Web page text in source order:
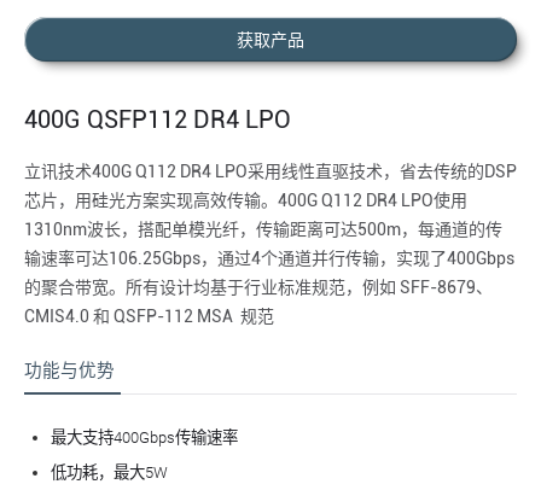
获取产品
400G QSFP112 DR4 LPO
立讯技术400G Q112 DR4 LPO采用线性直驱技术，省去传统的DSP
芯片，用硅光方案实现高效传输。400G Q112 DR4 LPO使用
1310nm波长，搭配单模光纤，传输距离可达500m，每通道的传
输速率可达106.25Gbps，通过4个通道并行传输，实现了400Gbps
的聚合带宽。所有设计均基于行业标准规范，例如 SFF-8679、
CMIS4.0 和 QSFP-112 MSA 规范
功能与优势
最大支持400Gbps传输速率
低功耗， 最大5W